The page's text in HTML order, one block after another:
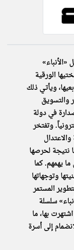
والمباشرة
«الأنباء»
الورقية
ويأتـي ذلك
والتسويق
في دولة
وتفتخر
نتيجة لحرصها
يهمهم. كما
وتوجهاتها
المستمر
سلسلة
بها، ما
إلى أسرة